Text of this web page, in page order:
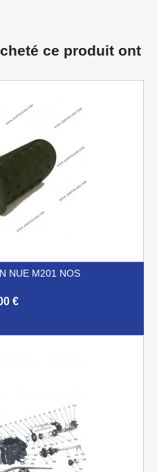
ce produit ont
NUE M201 NOS
€